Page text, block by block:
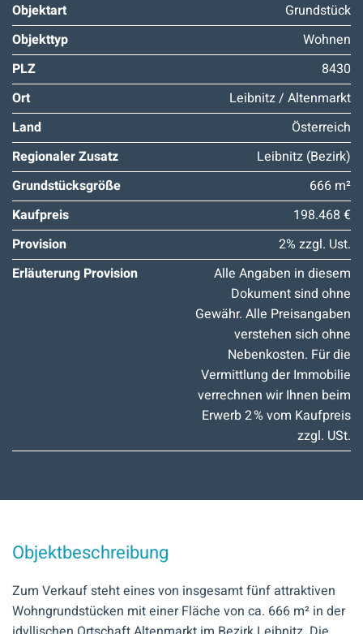
Objektart
Grundstück
Objekttyp
Wohnen
PLZ
8430
Ort
Leibnitz / Altenmarkt
Land
Österreich
Regionaler Zusatz
Leibnitz (Bezirk)
Grundstücksgröße
666 m²
Kaufpreis
198.468 €
Provision
2% zzgl. Ust.
Erläuterung Provision
Alle Angaben in diesem
Dokument sind ohne
Gewähr. Alle Preisangaben
verstehen sich ohne
Nebenkosten. Für die
Vermittlung der Immobilie
verrechnen wir Ihnen beim
Erwerb 2 % vom Kaufpreis
zzgl. USt.
Objektbeschreibung
Zum Verkauf steht eines von insgesamt fünf attraktiven
Wohngrundstücken mit einer Fläche von ca. 666 m² in der